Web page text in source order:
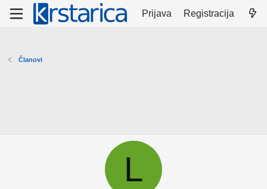
Prijava Registracija
Članovi
L